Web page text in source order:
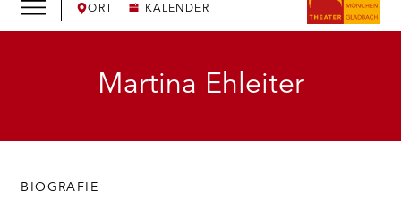
ORT KALENDER
WIR ÖFFNEN
THEATERPÄDAGOGIK ÖFFNEN
Martina Ehleiter
BIOGRAFIE